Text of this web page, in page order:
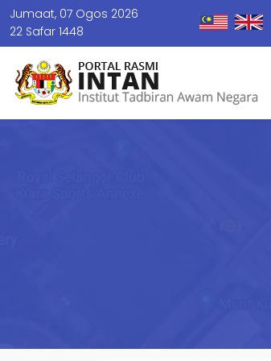
Jumaat, 07 Ogos 2026
22 Safar 1448